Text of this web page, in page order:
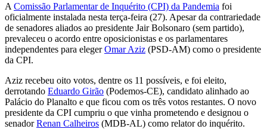
A Comissão Parlamentar de Inquérito (CPI) da Pandemia foi
oficialmente instalada nesta terça-feira (27). Apesar da contrariedade
de senadores aliados ao presidente Jair Bolsonaro (sem partido),
prevaleceu o acordo entre oposicionistas e os parlamentares
independentes para elegerOmar Aziz (PSD-AM) como o presidente
da CPI.
Aziz recebeu oito votos, dentre os 11 possíveis, e foi eleito,
derrotando Eduardo Girão (Podemos-CE), candidato alinhado ao
Palácio do Planalto e que ficou com os três votos restantes. O novo
presidente da CPI cumpriu o que vinha prometendo e designou o
senadorRenan Calheiros (MDB-AL) como relator do inquérito.